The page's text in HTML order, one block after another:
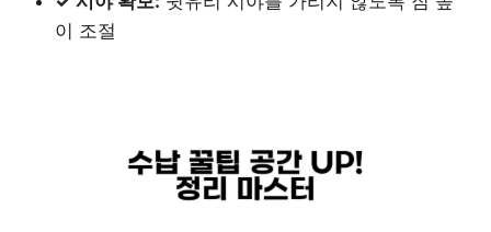
이 조절